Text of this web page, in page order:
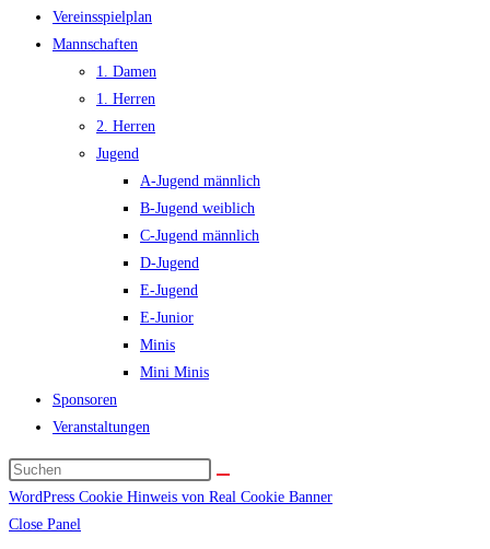
Vereinsspielplan
Mannschaften
1. Damen
1. Herren
2. Herren
Jugend
A-Jugend männlich
B-Jugend weiblich
C-Jugend männlich
D-Jugend
E-Jugend
E-Junior
Minis
Mini Minis
Sponsoren
Veranstaltungen
WordPress Cookie Hinweis von Real Cookie Banner
Close Panel